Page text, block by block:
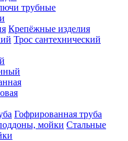
трубные
Крепёжные изделия
Трос сантехнический
Гофрированная труба
Стальные